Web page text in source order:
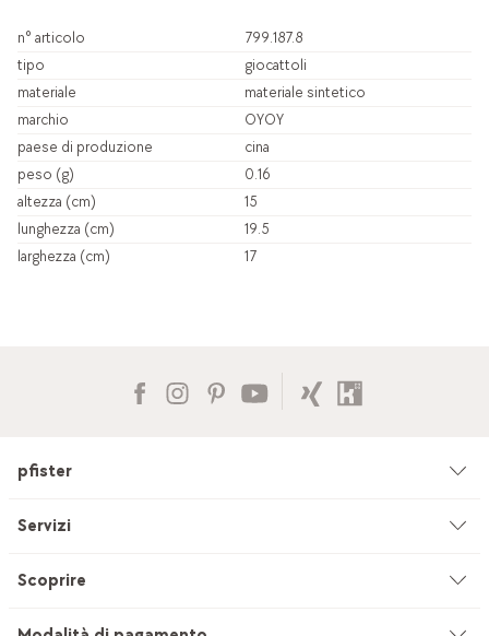
n° articolo
799.187.8
tipo
giocattoli
materiale
materiale sintetico
marchio
OYOY
paese di produzione
cina
peso (g)
0.16
altezza (cm)
15
lunghezza (cm)
19.5
larghezza (cm)
17
pfister
Azienda
Servizi
Consulenza
Scoprire
Studio di cucine